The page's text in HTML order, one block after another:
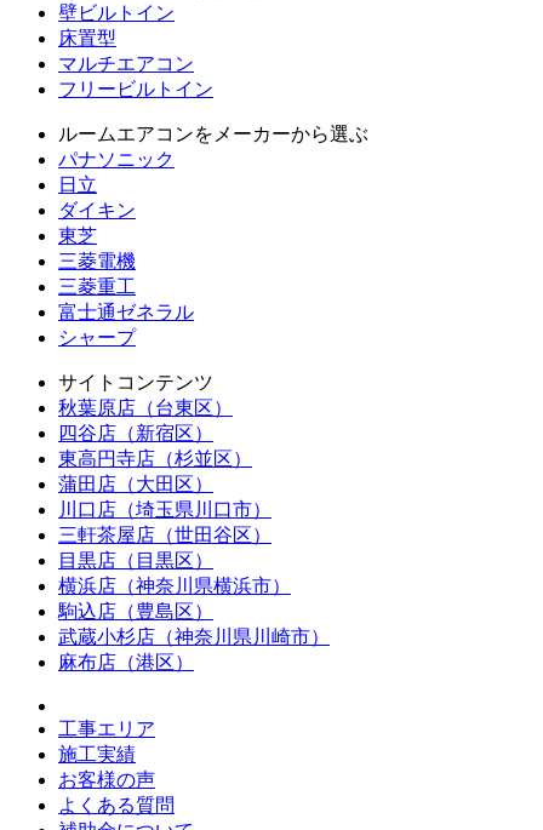
壁ビルトイン
床置型
マルチエアコン
フリービルトイン
ルームエアコンをメーカーから選ぶ
パナソニック
日立
ダイキン
東芝
三菱電機
三菱重工
富士通ゼネラル
シャープ
サイトコンテンツ
秋葉原店（台東区）
四谷店（新宿区）
東高円寺店（杉並区）
蒲田店（大田区）
川口店（埼玉県川口市）
三軒茶屋店（世田谷区）
目黒店（目黒区）
横浜店（神奈川県横浜市）
駒込店（豊島区）
武蔵小杉店（神奈川県川崎市）
麻布店（港区）
工事エリア
施工実績
お客様の声
よくある質問